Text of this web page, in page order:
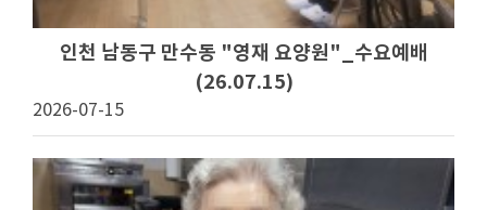
인천 남동구 만수동 "영재 요양원"_수요예배
(26.07.15)
2026-07-15